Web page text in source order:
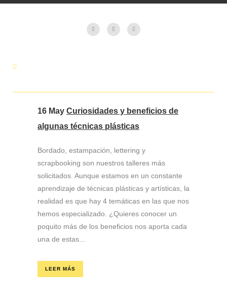
16 May Curiosidades y beneficios de
algunas técnicas plásticas
Bordado, estampación, lettering y
scrapbooking son nuestros talleres más
solicitados. Aunque estamos en un constante
aprendizaje de técnicas plásticas y artísticas, la
realidad es que hay 4 temáticas en las que nos
hemos especializado. ¿Quieres conocer un
poquito más de los beneficios nos aporta cada
una de estas...
LEER MÁS